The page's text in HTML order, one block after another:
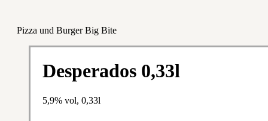
Pizza und Burger Big Bite
Desperados 0,33l
5,9% vol, 0,33l